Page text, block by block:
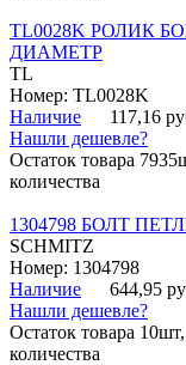
TL0028K РОЛИК
ДИАМЕТР
TL
Номер: TL0028K
Наличие
117,16
Нашли дешевле?
Остаток товара
количества
1304798 БОЛТ
SCHMITZ
Номер: 1304798
Наличие
644,95
Нашли дешевле?
Остаток товара 10шт,
количества